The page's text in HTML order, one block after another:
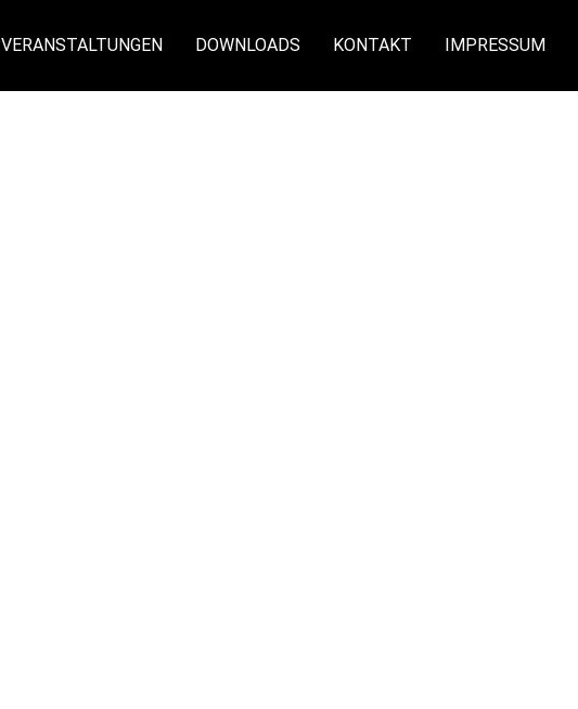
VERANSTALTUNGEN DOWNLOADS KONTAKT IMPRESSUM